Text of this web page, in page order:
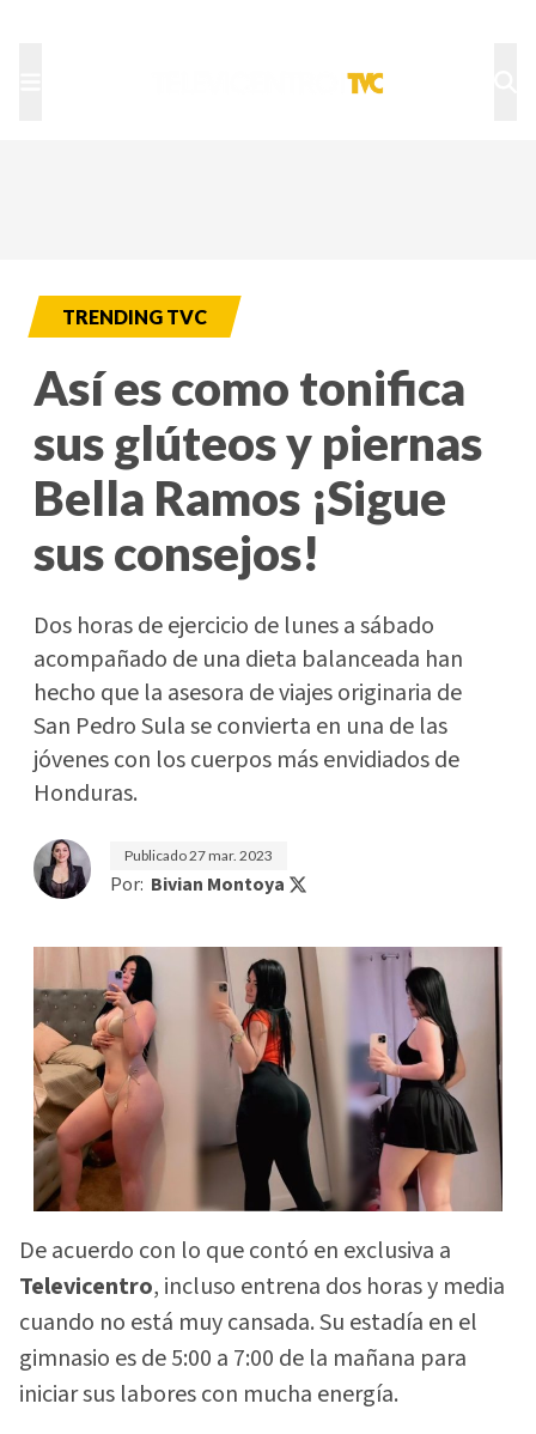
TRENDING TVC
Así es como tonifica
sus glúteos y piernas
Bella Ramos ¡Sigue
sus consejos!
Dos horas de ejercicio de lunes a sábado
acompañado de una dieta balanceada han
hecho que la asesora de viajes originaria de
San Pedro Sula se convierta en una de las
jóvenes con los cuerpos más envidiados de
Honduras.
Publicado27 mar. 2023
Por: Bivian Montoya
De acuerdo con lo que contó en exclusiva a
Televicentro, incluso entrena dos horas y media
cuando no está muy cansada. Su estadía en el
gimnasio es de 5:00 a 7:00 de la mañana para
iniciar sus labores con mucha energía.